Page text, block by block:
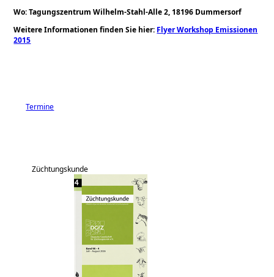
Wo: Tagungszentrum Wilhelm‐Stahl‐Alle 2, 18196 Dummersorf
Weitere Informationen finden Sie hier: Flyer Workshop Emissionen
2015
Termine
Züchtungskunde